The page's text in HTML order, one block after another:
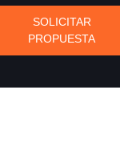
SOLICITAR
PROPUESTA